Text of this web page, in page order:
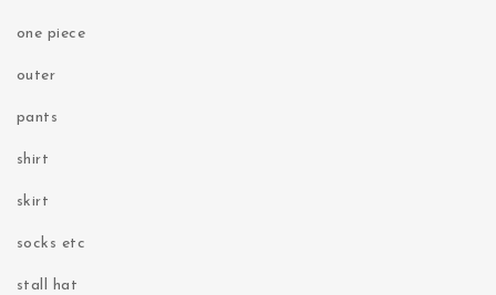
one piece
outer
pants
shirt
skirt
socks etc
stall hat